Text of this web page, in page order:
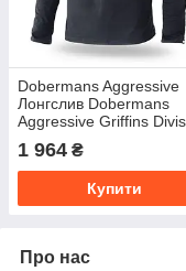
Dobermans Aggressive
Лонгслив Dobermans
Aggressive Griffins
1 964 ₴
Купити
Про нас